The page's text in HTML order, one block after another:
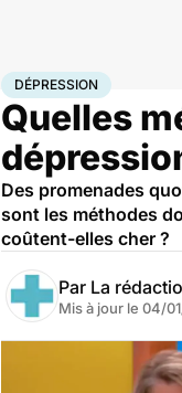
AccueilSantéDépression
DÉPRESSION
Quelles
Des promenades
sont les méthodes
coûtent-elles cher ?
Par La
Mis à jour le 04/